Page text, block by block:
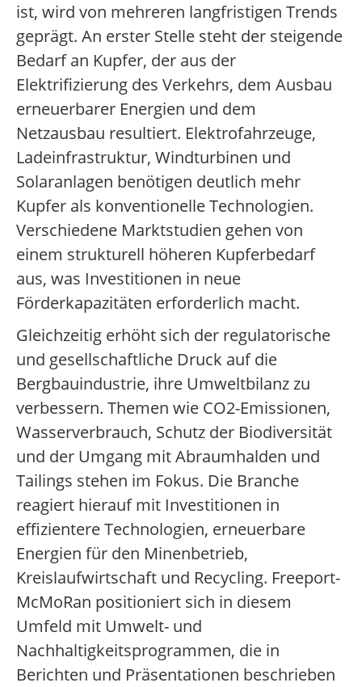
ist, wird von mehreren langfristigen Trends
geprägt. An erster Stelle steht der steigende
Bedarf an Kupfer, der aus der
Elektrifizierung des Verkehrs, dem Ausbau
erneuerbarer Energien und dem
Netzausbau resultiert. Elektrofahrzeuge,
Ladeinfrastruktur, Windturbinen und
Solaranlagen benötigen deutlich mehr
Kupfer als konventionelle Technologien.
Verschiedene Marktstudien gehen von
einem strukturell höheren Kupferbedarf
aus, was Investitionen in neue
Förderkapazitäten erforderlich macht.
Gleichzeitig erhöht sich der regulatorische
und gesellschaftliche Druck auf die
Bergbauindustrie, ihre Umweltbilanz zu
verbessern. Themen wie CO2-Emissionen,
Wasserverbrauch, Schutz der Biodiversität
und der Umgang mit Abraumhalden und
Tailings stehen im Fokus. Die Branche
reagiert hierauf mit Investitionen in
effizientere Technologien, erneuerbare
Energien für den Minenbetrieb,
Kreislaufwirtschaft und Recycling. Freeport-
McMoRan positioniert sich in diesem
Umfeld mit Umwelt- und
Nachhaltigkeitsprogrammen, die in
Berichten und Präsentationen beschrieben